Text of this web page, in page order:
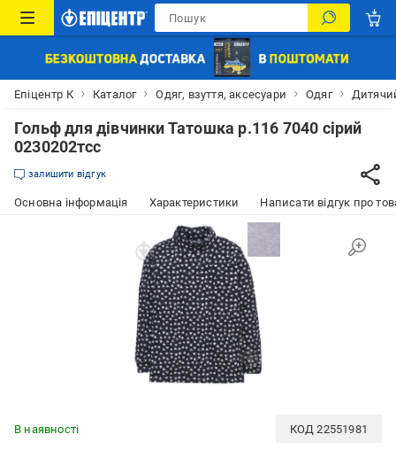
Епіцентр К Каталог Одяг, взуття, аксесуари Одяг
Гольф для дівчинки Татошка р.116 7040 сірий
0230202тсс
залишити відгук
Основна інформація Характеристики Написати відгук про
В наявності КОД22551981